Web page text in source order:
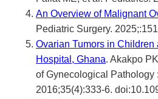
An Overview of Malignant
Pediatric Surgery.
Ovarian Tumors in
Hospital, Ghana. Akakpo
of Gynecological Pathology
2016;35(4):333-6.